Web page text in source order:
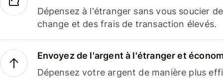
Dépensez à l'étranger sans vous soucier
change et des frais de transaction élevés.
Envoyez de l'argent à l'étranger et
Dépensez votre argent de manière plus